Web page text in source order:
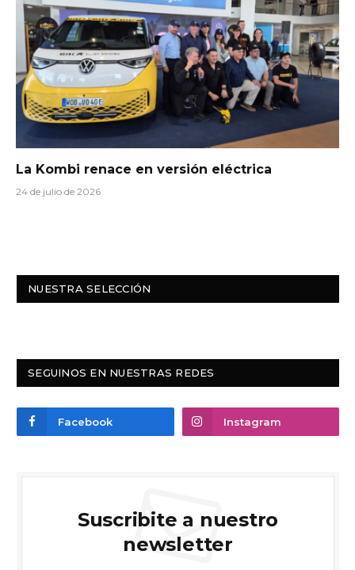
La Kombi renace en versión eléctrica
24 de julio de 2026
NUESTRA SELECCIÓN
SEGUINOS EN NUESTRAS REDES
Facebook Instagram
Suscribite a nuestro
newsletter